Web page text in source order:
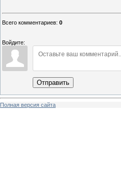
Всего комментариев: 0
Войдите:
Отправить
Полная версия сайта